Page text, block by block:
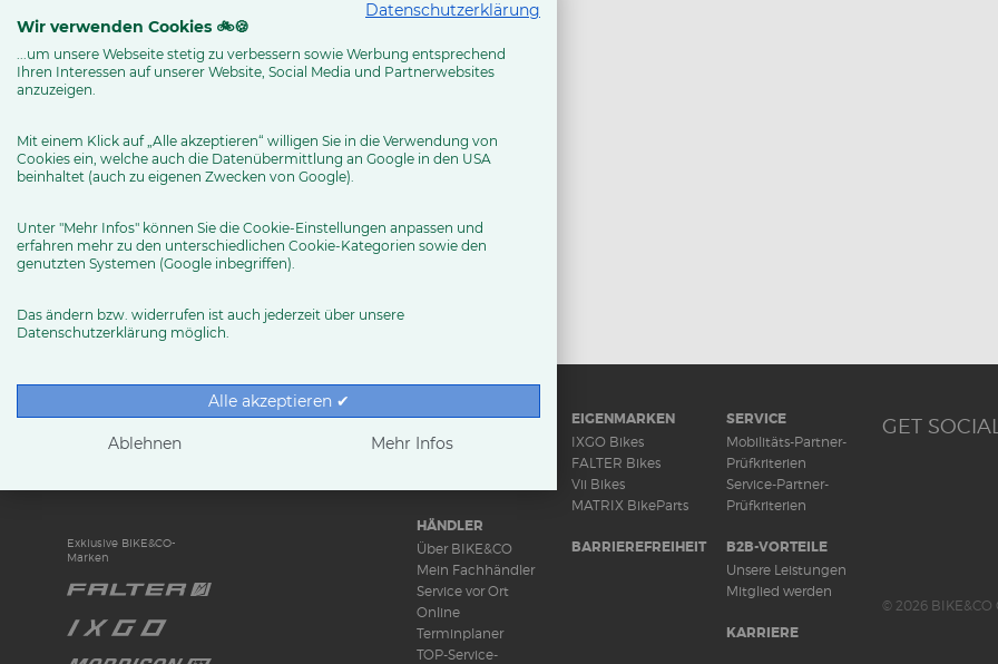
Werftstr. 7
56575 Weissenthurm
Tel: 02637 - 4888
l.esper (at) t-online.de
Exklusive BIKE&CO-
Marken
RUND UMS RAD
News & Trends
HÄNDLER
Über BIKE&CO
Mein Fachhändler
Service vor Ort
Online
Terminplaner
TOP-Service-
EIGENMARKEN
IXGO Bikes
FALTER Bikes
Vii Bikes
MATRIX BikeParts
BARRIEREFREIHEIT
SERVICE
Mobilitäts-Partner-
Prüfkriterien
Service-Partner-
Prüfkriterien
B2B-VORTEILE
Unsere Leistungen
Mitglied werden
KARRIERE
GET
© 2026 BIKE&CO
Datenschutzerklärung
Wir verwenden Cookies 🚲🍪
...um unsere Webseite stetig zu verbessern sowie Werbung entsprechend
Ihren Interessen auf unserer Website, Social Media und Partnerwebsites
anzuzeigen.
Mit einem Klick auf „Alle akzeptieren“ willigen Sie in die Verwendung von
Cookies ein, welche auch die Datenübermittlung an Google in den USA
beinhaltet (auch zu eigenen Zwecken von Google).
Unter "Mehr Infos" können Sie die Cookie-Einstellungen anpassen und
erfahren mehr zu den unterschiedlichen Cookie-Kategorien sowie den
genutzten Systemen (Google inbegriffen).
Das ändern bzw. widerrufen ist auch jederzeit über unsere
Datenschutzerklärung möglich.
Alle akzeptieren ✔
Ablehnen Mehr Infos